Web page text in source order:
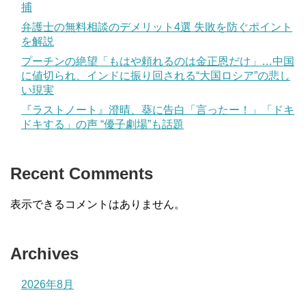
捕
弁護士の無料相談のデメリット4選 失敗を防ぐポイント
を解説
プーチンの絶望「もはや頼れるのは金正恩だけ」…中国
に値切られ、インドに振り回される“大国ロシア”の悲し
い現実
『ラストノート』澄晴、葵に告白「言ったー！」「ドキ
ドキする」の声 “優子劇場”も話題
Recent Comments
表示できるコメントはありません。
Archives
2026年8月